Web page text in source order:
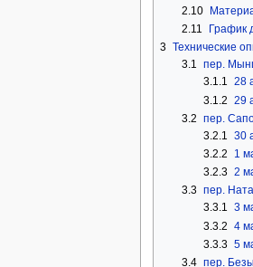
2.10
2.11
График
3 Технические
3.1 пер.
3.1.1 28
3.1.2 29
3.2 пер.
3.2.1
30
3.2.2
1
3.2.3 2
3.3 пер.
3.3.1 3
3.3.2 4
3.3.3 5
3.4 пер.